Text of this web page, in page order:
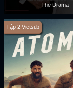
The Drama
Tập 2 Vietsub